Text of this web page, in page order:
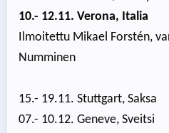
10.- 12.11. Verona, Italia
Ilmoitettu Mikael Forstén,
Numminen
15.- 19.11. Stuttgart, Saksa
07.- 10.12. Geneve, Sveitsi